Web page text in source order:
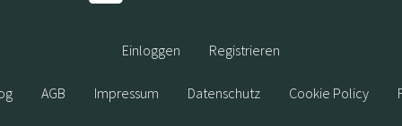
Einloggen Registrieren
AGB Impressum Datenschutz Cookie Policy